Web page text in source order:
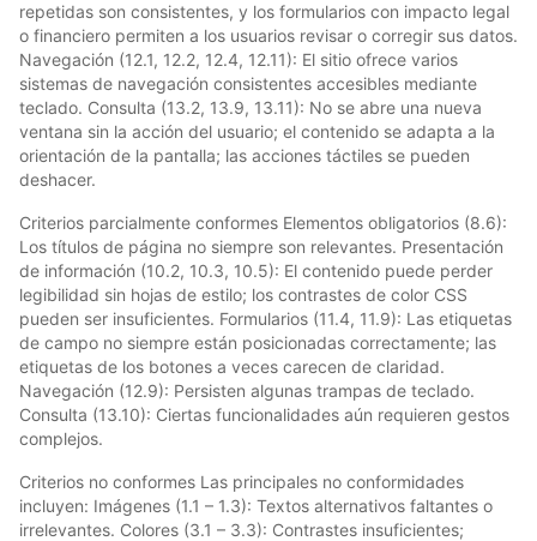
repetidas son consistentes, y los formularios con impacto legal
o financiero permiten a los usuarios revisar o corregir sus datos.
Navegación (12.1, 12.2, 12.4, 12.11): El sitio ofrece varios
sistemas de navegación consistentes accesibles mediante
teclado. Consulta (13.2, 13.9, 13.11): No se abre una nueva
ventana sin la acción del usuario; el contenido se adapta a la
orientación de la pantalla; las acciones táctiles se pueden
deshacer.
Criterios parcialmente conformes Elementos obligatorios (8.6):
Los títulos de página no siempre son relevantes. Presentación
de información (10.2, 10.3, 10.5): El contenido puede perder
legibilidad sin hojas de estilo; los contrastes de color CSS
pueden ser insuficientes. Formularios (11.4, 11.9): Las etiquetas
de campo no siempre están posicionadas correctamente; las
etiquetas de los botones a veces carecen de claridad.
Navegación (12.9): Persisten algunas trampas de teclado.
Consulta (13.10): Ciertas funcionalidades aún requieren gestos
complejos.
Criterios no conformes Las principales no conformidades
incluyen: Imágenes (1.1 – 1.3): Textos alternativos faltantes o
irrelevantes. Colores (3.1 – 3.3): Contrastes insuficientes;